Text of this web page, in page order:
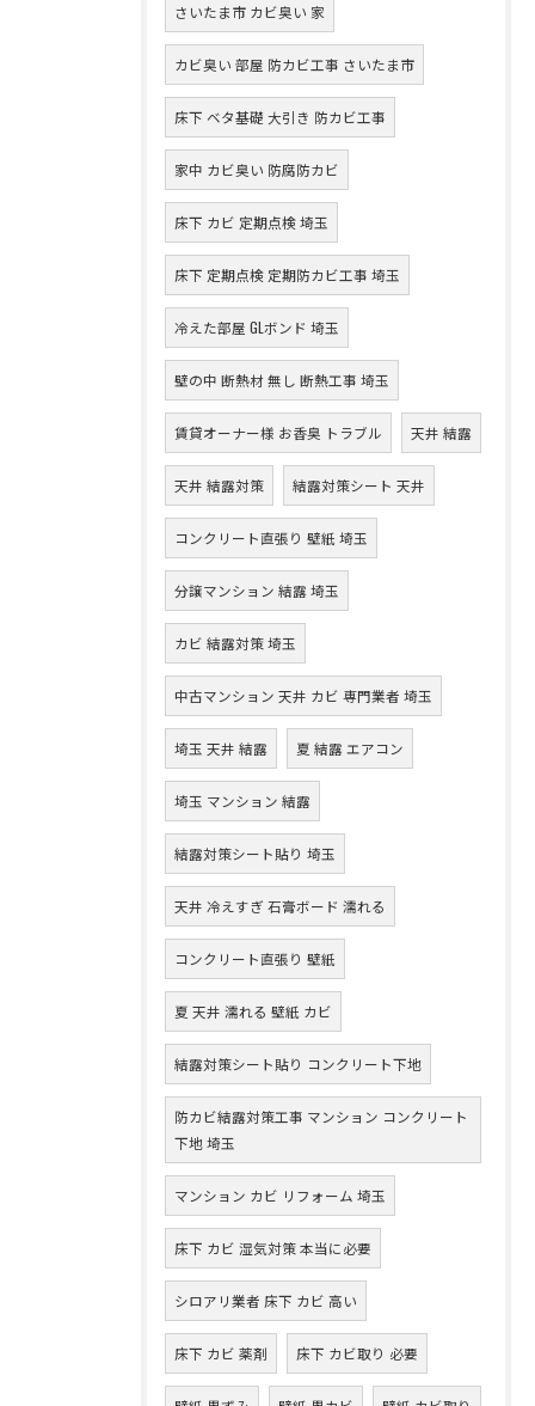
さいたま市 カビ臭い 家
カビ臭い 部屋 防カビ工事 さいたま市
床下 ベタ基礎 大引き 防カビ工事
家中 カビ臭い 防腐防カビ
床下 カビ 定期点検 埼玉
床下 定期点検 定期防カビ工事 埼玉
冷えた部屋 GLボンド 埼玉
壁の中 断熱材 無し 断熱工事 埼玉
賃貸オーナー様 お香臭 トラブル 天井 結露
天井 結露対策 結露対策シート 天井
コンクリート直張り 壁紙 埼玉
分譲マンション 結露 埼玉
カビ 結露対策 埼玉
中古マンション 天井 カビ 専門業者 埼玉
埼玉 天井 結露 夏 結露 エアコン
埼玉 マンション 結露
結露対策シート貼り 埼玉
天井 冷えすぎ 石膏ボード 濡れる
コンクリート直張り 壁紙
夏 天井 濡れる 壁紙 カビ
結露対策シート貼り コンクリート下地
防カビ結露対策工事 マンション コンクリート
下地 埼玉
マンション カビ リフォーム 埼玉
床下 カビ 湿気対策 本当に必要
シロアリ業者 床下 カビ 高い
床下 カビ 薬剤 床下 カビ取り 必要